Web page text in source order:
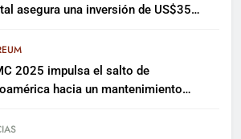
asegura una inversión de US$35
2025 impulsa el salto de
hacia un mantenimiento